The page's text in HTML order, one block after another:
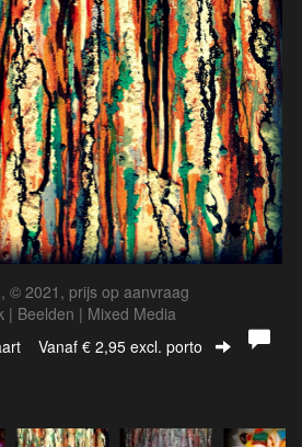
© 2021, prijs op aanvraag
| Beelden | Mixed Media
Vanaf € 2,95 excl. porto